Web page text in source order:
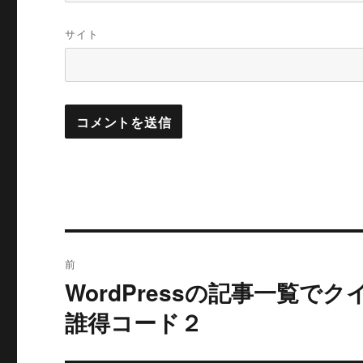
サイト
稿
ナ
前
過
去
の
投
WordPressの記事一覧でク
誰得コード２